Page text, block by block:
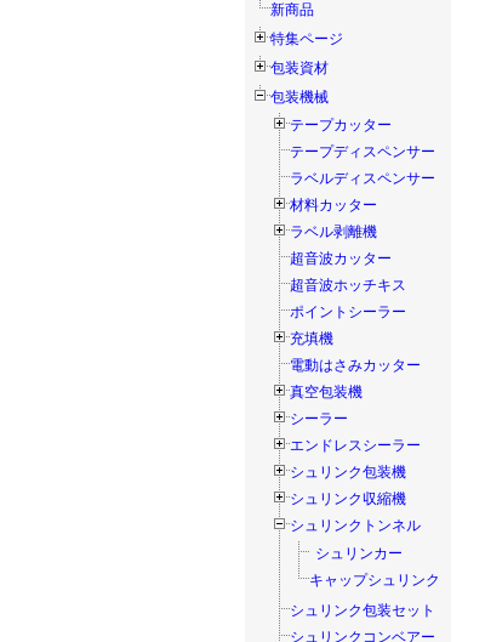
新商品
特集ページ
包装資材
包装機械
テープカッター
テープディスペンサー
ラベルディスペンサー
材料カッター
ラベル剥離機
超音波カッター
超音波ホッチキス
ポイントシーラー
充填機
電動はさみカッター
真空包装機
シーラー
エンドレスシーラー
シュリンク包装機
シュリンク収縮機
シュリンクトンネル
シュリンカー
キャップシュリンク
シュリンク包装セット
シュリンクコンベアー